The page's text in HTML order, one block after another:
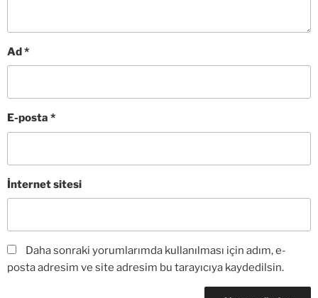
Ad*
E-posta *
İnternet sitesi
Daha sonraki yorumlarımda kullanılması için adım, e-
posta adresim ve site adresim bu tarayıcıya kaydedilsin.